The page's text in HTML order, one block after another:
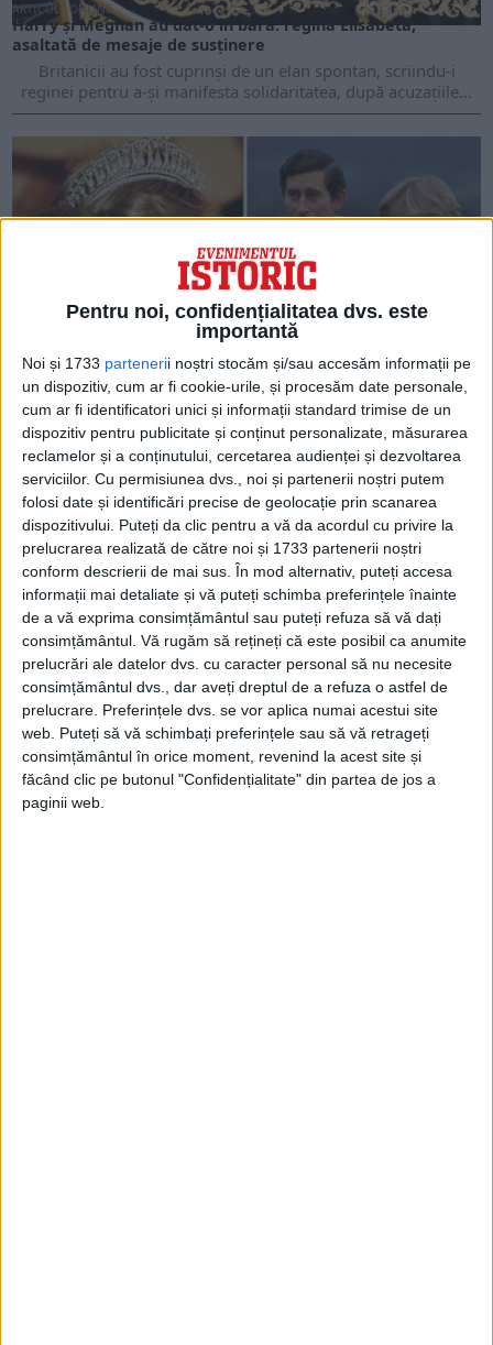
Pentru noi, confidențialitatea dvs. este
importantă
Noi și 1733 partenerii noștri stocăm și/sau accesăm informații pe
un dispozitiv, cum ar fi cookie-urile, și procesăm date personale,
cum ar fi identificatori unici și informații standard trimise de un
dispozitiv pentru publicitate și conținut personalizate, măsurarea
reclamelor și a conținutului, cercetarea audienței și dezvoltarea
serviciilor. Cu permisiunea dvs., noi și partenerii noștri putem
folosi date și identificări precise de geolocație prin scanarea
dispozitivului. Puteți da clic pentru a vă da acordul cu privire la
prelucrarea realizată de către noi și 1733 partenerii noștri
conform descrierii de mai sus. În mod alternativ, puteți accesa
informații mai detaliate și vă puteți schimba preferințele înainte
de a vă exprima consimțământul sau puteți refuza să vă dați
consimțământul. Vă rugăm să rețineți că este posibil ca anumite
prelucrări ale datelor dvs. cu caracter personal să nu necesite
consimțământul dvs., dar aveți dreptul de a refuza o astfel de
prelucrare. Preferințele dvs. se vor aplica numai acestui site
web. Puteți să vă schimbați preferințele sau să vă retrageți
consimțământul în orice moment, revenind la acest site și
făcând clic pe butonul "Confidențialitate" din partea de jos a
paginii web.
ARTICOLE ONLINE
Harry și Meghan au dat-o în bară: regina Elisabeta,
asaltată de mesaje de susținere
Britanicii au fost cuprinși de un elan spontan, scriindu-i
reginei pentru a-și manifesta solidaritatea, după acuzațiile...
ARTICOLE ONLINE
Interviul bombă dat de Prințesa Diana și reacția poliției
britanice
În 1995, Prinţesa Diana acorda unui jurnalist de la BBC un
interviu care a fost vizionat...
ARTICOLE ONLINE
Interviul despre 23 august al lui Coposu cenzurat de Maniu